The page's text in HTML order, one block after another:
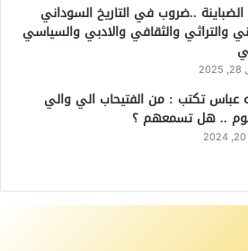
الضباينة ..ضروب في التاريخ السوداني
والتراثي والثقافي والادبي والسياسي
عباس تكتب : من الفتيحاب الي والي
.. هل تسمعهم ؟